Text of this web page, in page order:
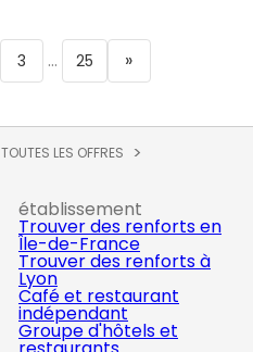
3 ... 25 »
TOUTES LES OFFRES
établissement
Trouver des renforts en
Île-de-France
Trouver des renforts à
Lyon
Café et restaurant
indépendant
Groupe d'hôtels et